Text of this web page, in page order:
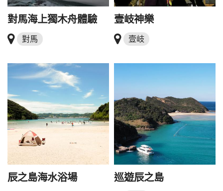
對馬海上獨木舟體驗
對馬
壹岐神樂
壹岐
辰之島海水浴場 巡遊辰之島